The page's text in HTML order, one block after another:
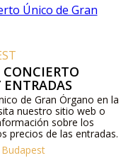
de Gran Órgano en la
nuestro sitio web o
sobre los
precios de las entradas.